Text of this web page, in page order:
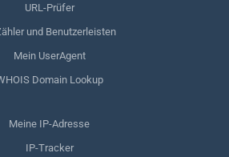
URL-Prüfer
und Benutzerleisten
Mein UserAgent
Domain Lookup
Meine IP-Adresse
IP-Tracker